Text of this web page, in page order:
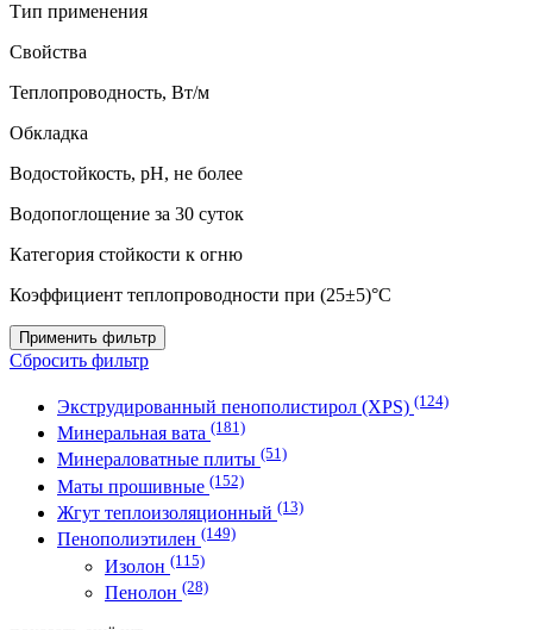
Тип применения
Свойства
Теплопроводность, Вт/м
Обкладка
Водостойкость, рН, не более
Водопоглощение за 30 суток
Категория стойкости к огню
Коэффициент теплопроводности при (25±5)°С
Применить фильтр
Сбросить фильтр
Экструдированный пенополистирол (XPS) (124)
Минеральная вата (181)
Минераловатные плиты (51)
Маты прошивные (152)
Жгут теплоизоляционный (13)
Пенополиэтилен (149)
Изолон (115)
Пенолон (28)